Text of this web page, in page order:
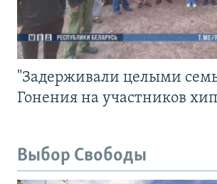
"Задерживали целыми
Гонения на участников
Выбор Свободы